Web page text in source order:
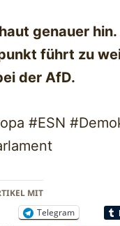
genauer
führt zu
der AfD.
#ESN
MIT
Telegram